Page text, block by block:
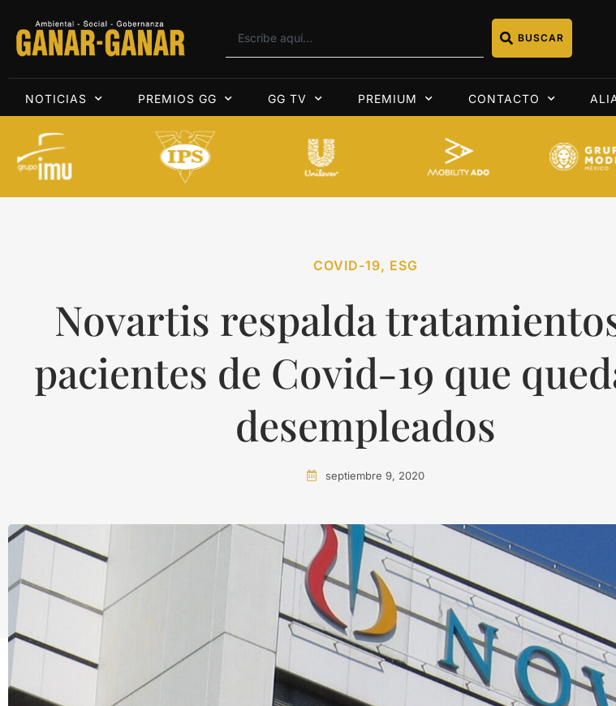
BUSCAR
NOTICIAS PREMIOS GG GG TV PREMIUM CONTACTO
COVID-19, ESG
Novartis respalda
pacientes de Covid-19 que
desempleados
septiembre 9, 2020